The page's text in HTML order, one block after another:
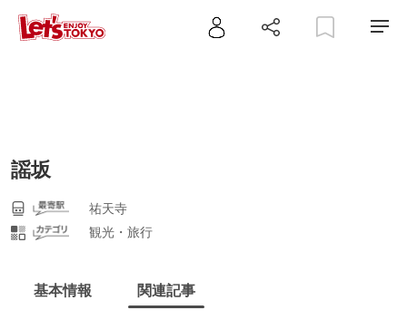
謡坂
祐天寺
観光・旅行
基本情報 関連記事